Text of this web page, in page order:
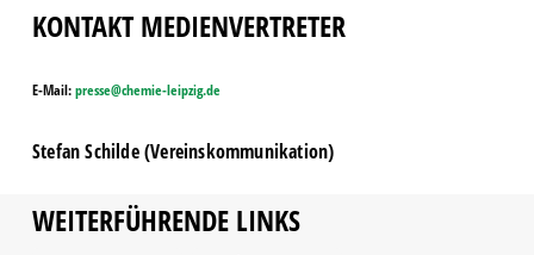
KONTAKT MEDIENVERTRETER
E-Mail:presse@chemie-leipzig.de
Stefan Schilde (Vereinskommunikation)
WEITERFÜHRENDE LINKS